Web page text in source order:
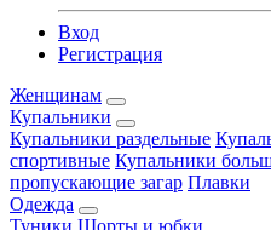
Вход
Регистрация
Женщинам
Купальники
Купальники раздельные
спортивные Купальники
пропускающие загар Плавки
Одежда
Туники Шорты и юбки